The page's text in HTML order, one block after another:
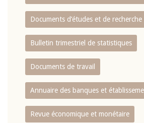
Documents d’études et de recherche
Bulletin trimestriel de statistiques
Documents de travail
Annuaire des banques et
Revue économique et monétaire